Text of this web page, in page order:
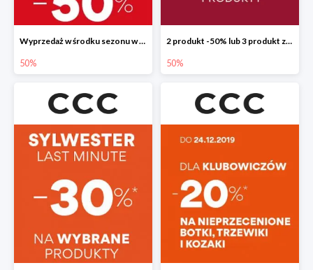
Wyprzedaż w środku sezonu w CCC do -50%
50%
2 produkt -50% lub 3 produkt za 1 grosz
50%